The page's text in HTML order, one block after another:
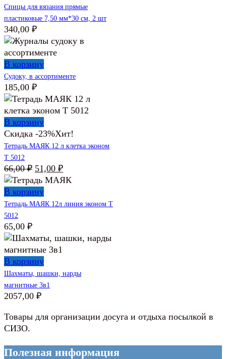
Спицы для вязания прямые
пластиковые 7,50 мм*30 см, 2 шт
340,00 ₽
В корзину
Судоку, в ассортименте
185,00 ₽
В корзину
Скидка -23%Хит!
Тетрадь МАЯК 12 л клетка эконом
Т 5012
66,00₽ Первоначальная
цена
составляла
66,00 ₽.
51,00 ₽Текущая
цена:
В корзину
Тетрадь МАЯК 12л линия эконом Т
5012
65,00 ₽
В корзину
Шахматы, шашки, нарды
магнитные 3в1
2057,00 ₽
Товары для организации досуга и отдыха посылкой в
СИЗО.
Полезная информация